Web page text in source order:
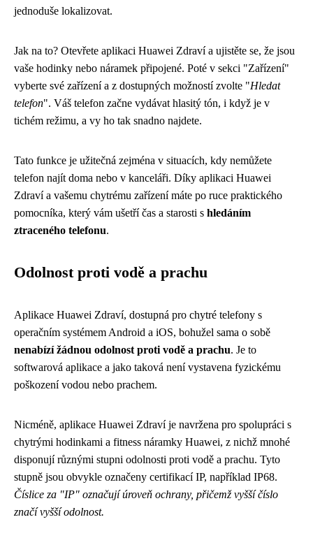
jednoduše lokalizovat.
Jak na to? Otevřete aplikaci Huawei Zdraví a ujistěte se, že jsou
vaše hodinky nebo náramek připojené. Poté v sekci "Zařízení"
vyberte své zařízení a z dostupných možností zvolte "Hledat
telefon". Váš telefon začne vydávat hlasitý tón, i když je v
tichém režimu, a vy ho tak snadno najdete.
Tato funkce je užitečná zejména v situacích, kdy nemůžete
telefon najít doma nebo v kanceláři. Díky aplikaci Huawei
Zdraví a vašemu chytrému zařízení máte po ruce praktického
pomocníka, který vám ušetří čas a starosti s hledáním
ztraceného telefonu.
Odolnost proti vodě a prachu
Aplikace Huawei Zdraví, dostupná pro chytré telefony s
operačním systémem Android a iOS, bohužel sama o sobě
nenabízí žádnou odolnost proti vodě a prachu. Je to
softwarová aplikace a jako taková není vystavena fyzickému
poškození vodou nebo prachem.
Nicméně, aplikace Huawei Zdraví je navržena pro spolupráci s
chytrými hodinkami a fitness náramky Huawei, z nichž mnohé
disponují různými stupni odolnosti proti vodě a prachu. Tyto
stupně jsou obvykle označeny certifikací IP, například IP68.
Číslice za "IP" označují úroveň ochrany, přičemž vyšší číslo
značí vyšší odolnost.